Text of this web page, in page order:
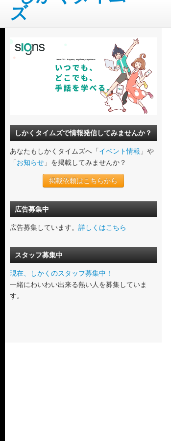
しかくタイムズで情報発信してみませんか？
あなたもしかくタイムズへ「イベント情報 」や
「お知らせ 」を掲載してみませんか？
掲載依頼はこちらから
広告募集中
広告募集しています。 詳しくはこちら
スタッフ募集中
現在、しかくのスタッフ募集中！
一緒にわいわい出来る熱い人を募集していま
す。